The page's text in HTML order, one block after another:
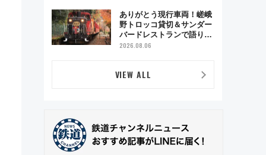
「空席」探しのコツ
ありがとう現行車両！嵯峨
野トロッコ貸切＆サンダー
バードレストランで語り合
う秋の京都 斉藤雪乃＆福
ー」開催
2026.08.06
VIEW ALL